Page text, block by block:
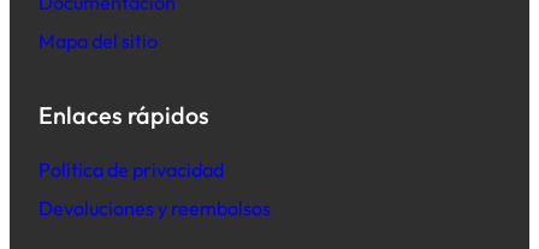
Mapa del sitio
Enlaces rápidos
Política de privacidad
Devoluciones y reembolsos